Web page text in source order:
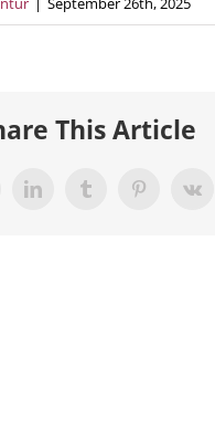
This Article
LinkedInTumblrPinterestVk